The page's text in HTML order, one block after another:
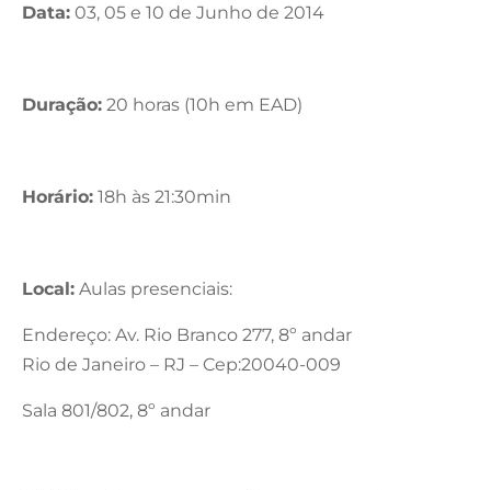
Data: 03, 05 e 10 de Junho de 2014
Duração: 20 horas (10h em EAD)
Horário: 18h às 21:30min
Local: Aulas presenciais:
Endereço: Av. Rio Branco 277, 8º andar
Rio de Janeiro – RJ – Cep:20040-009
Sala 801/802, 8º andar